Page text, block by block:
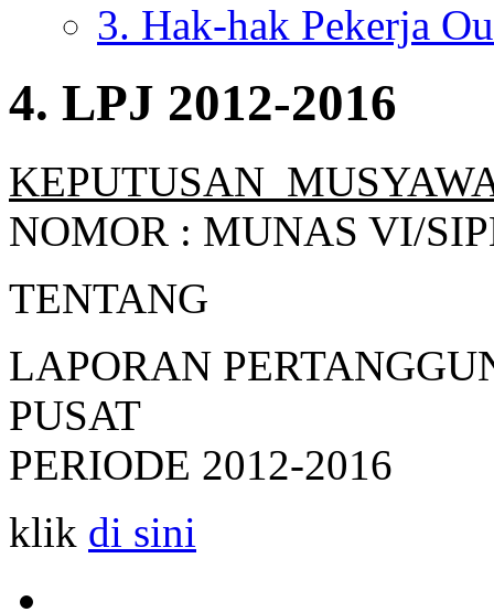
3. Hak-hak Pekerja
4. LPJ 2012-2016
KEPUTUSAN
NOMOR : MUNAS VI/
TENTANG
LAPORAN
PUSAT
PERIODE 2012-2016
klik di sini